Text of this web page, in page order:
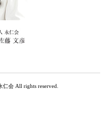
会 All rights reserved.